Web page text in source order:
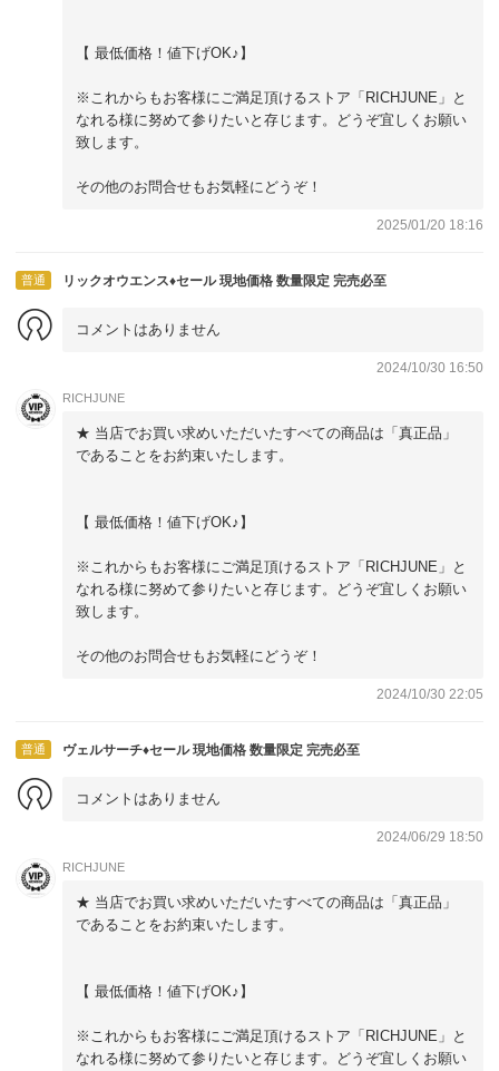
【 最低価格！値下げOK♪】
※これからもお客様にご満足頂けるストア「RICHJUNE」と
なれる様に努めて参りたいと存じます。どうぞ宜しくお願い
致します。
その他のお問合せもお気軽にどうぞ！
2025/01/20 18:16
普通 リックオウエンス♦セール 現地価格 数量限定 完売必至
コメントはありません
2024/10/30 16:50
RICHJUNE
★ 当店でお買い求めいただいたすべての商品は「真正品」
であることをお約束いたします。
【 最低価格！値下げOK♪】
※これからもお客様にご満足頂けるストア「RICHJUNE」と
なれる様に努めて参りたいと存じます。どうぞ宜しくお願い
致します。
その他のお問合せもお気軽にどうぞ！
2024/10/30 22:05
普通 ヴェルサーチ♦セール 現地価格 数量限定 完売必至
コメントはありません
2024/06/29 18:50
RICHJUNE
★ 当店でお買い求めいただいたすべての商品は「真正品」
であることをお約束いたします。
【 最低価格！値下げOK♪】
※これからもお客様にご満足頂けるストア「RICHJUNE」と
なれる様に努めて参りたいと存じます。どうぞ宜しくお願い